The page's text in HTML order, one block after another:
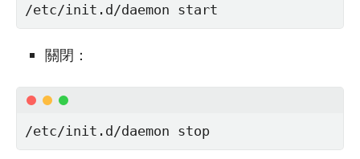
/etc/init.d/daemon start
關閉：
/etc/init.d/daemon stop